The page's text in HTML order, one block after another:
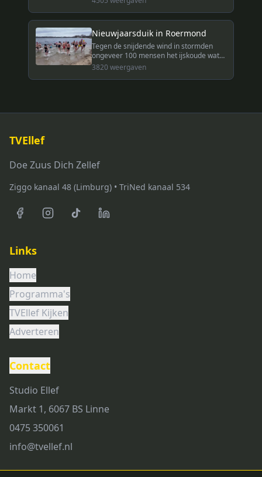
een gedeelte van de buit op een rotonde.
Nieuwjaarsduik in Roermond
Tegen de snijdende wind in stormden
ongeveer 100 mensen het ijskoude water
van De Weerd in voor de traditionele
nieuwjaarsduik in Roermond.
3820 weergaven
TVEllef
Doe Zuus Dich Zellef
Ziggo kanaal 48 (Limburg) • TriNed kanaal 534
Links
Home
Programma's
TVEllef Kijken
Adverteren
Contact
Studio Ellef
Markt 1, 6067 BS Linne
0475 350061
info@tvellef.nl